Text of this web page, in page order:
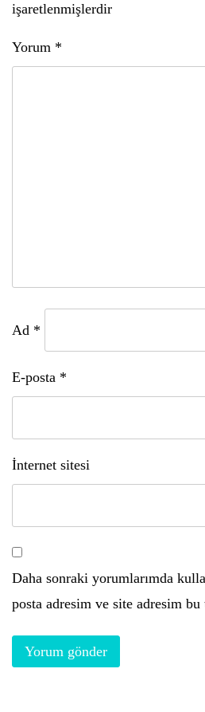
işaretlenmişlerdir
Yorum *
Ad *
E-posta *
İnternet sitesi
Daha sonraki yorumlarımda
posta adresim ve site adresim bu